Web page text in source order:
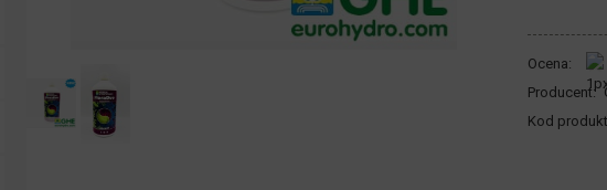
Ocena:
Producent:
Kod